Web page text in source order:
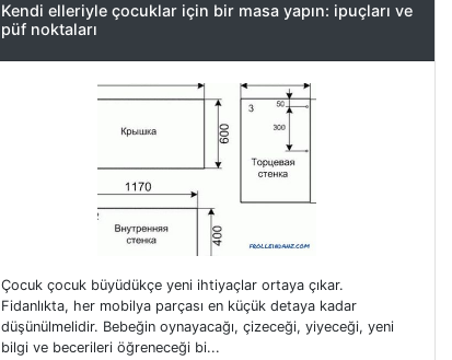
Kendi elleriyle çocuklar için bir masa yapın: ipuçları ve
püf noktaları
Çocuk çocuk büyüdükçe yeni ihtiyaçlar ortaya çıkar.
Fidanlıkta, her mobilya parçası en küçük detaya kadar
düşünülmelidir. Bebeğin oynayacağı, çizeceği, yiyeceği, yeni
bilgi ve becerileri öğreneceği bi...